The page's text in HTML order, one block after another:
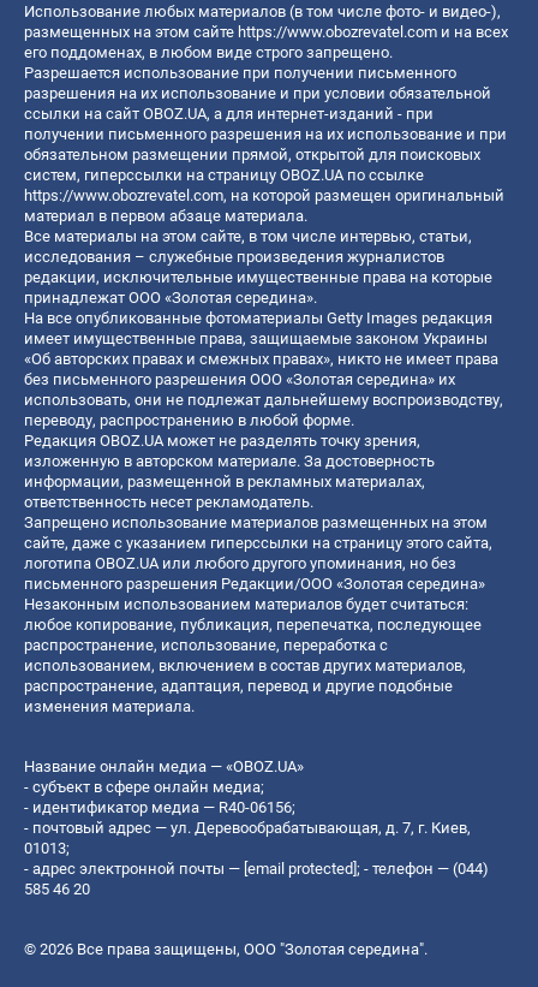
Использование любых материалов (в том числе фото- и видео-),
размещенных на этом сайте https://www.obozrevatel.com и на всех
его поддоменах, в любом виде строго запрещено.
Разрешается использование при получении письменного
разрешения на их использование и при условии обязательной
ссылки на сайт OBOZ.UA, а для интернет-изданий - при
получении письменного разрешения на их использование и при
обязательном размещении прямой, открытой для поисковых
систем, гиперссылки на страницу OBOZ.UA по ссылке
https://www.obozrevatel.com, на которой размещен оригинальный
материал в первом абзаце материала.
Все материалы на этом сайте, в том числе интервью, статьи,
исследования – служебные произведения журналистов
редакции, исключительные имущественные права на которые
принадлежат ООО «Золотая середина».
На все опубликованные фотоматериалы Getty Images редакция
имеет имущественные права, защищаемые законом Украины
«Об авторских правах и смежных правах», никто не имеет права
без письменного разрешения ООО «Золотая середина» их
использовать, они не подлежат дальнейшему воспроизводству,
переводу, распространению в любой форме.
Редакция OBOZ.UA может не разделять точку зрения,
изложенную в авторском материале. За достоверность
информации, размещенной в рекламных материалах,
ответственность несет рекламодатель.
Запрещено использование материалов размещенных на этом
сайте, даже с указанием гиперссылки на страницу этого сайта,
логотипа OBOZ.UA или любого другого упоминания, но без
письменного разрешения Редакции/ООО «Золотая середина»
Незаконным использованием материалов будет считаться:
любое копирование, публикация, перепечатка, последующее
распространение, использование, переработка с
использованием, включением в состав других материалов,
распространение, адаптация, перевод и другие подобные
изменения материала.
Название онлайн медиа — «OBOZ.UA»
- субъект в сфере онлайн медиа;
- идентификатор медиа — R40-06156;
- почтовый адрес — ул. Деревообрабатывающая, д. 7, г. Киев,
01013;
- адрес электронной почты — [email protected] ; - телефон — (044)
585 46 20
© 2026 Все права защищены, ООО "Золотая середина".